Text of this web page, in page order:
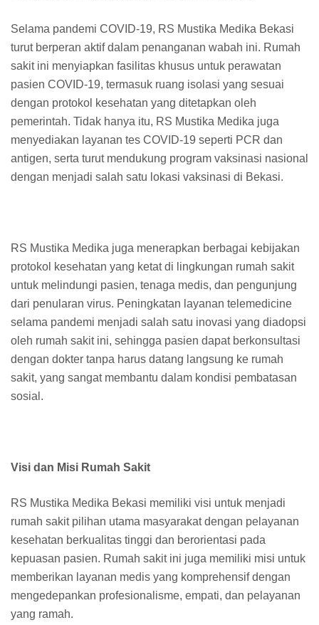
Selama pandemi COVID-19, RS Mustika Medika Bekasi
turut berperan aktif dalam penanganan wabah ini. Rumah
sakit ini menyiapkan fasilitas khusus untuk perawatan
pasien COVID-19, termasuk ruang isolasi yang sesuai
dengan protokol kesehatan yang ditetapkan oleh
pemerintah. Tidak hanya itu, RS Mustika Medika juga
menyediakan layanan tes COVID-19 seperti PCR dan
antigen, serta turut mendukung program vaksinasi nasional
dengan menjadi salah satu lokasi vaksinasi di Bekasi.
RS Mustika Medika juga menerapkan berbagai kebijakan
protokol kesehatan yang ketat di lingkungan rumah sakit
untuk melindungi pasien, tenaga medis, dan pengunjung
dari penularan virus. Peningkatan layanan telemedicine
selama pandemi menjadi salah satu inovasi yang diadopsi
oleh rumah sakit ini, sehingga pasien dapat berkonsultasi
dengan dokter tanpa harus datang langsung ke rumah
sakit, yang sangat membantu dalam kondisi pembatasan
sosial.
Visi dan Misi Rumah Sakit
RS Mustika Medika Bekasi memiliki visi untuk menjadi
rumah sakit pilihan utama masyarakat dengan pelayanan
kesehatan berkualitas tinggi dan berorientasi pada
kepuasan pasien. Rumah sakit ini juga memiliki misi untuk
memberikan layanan medis yang komprehensif dengan
mengedepankan profesionalisme, empati, dan pelayanan
yang ramah.